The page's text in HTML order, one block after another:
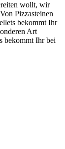
wollt, wir
Pizzasteinen
bekommt Ihr
Art
bekommt Ihr bei